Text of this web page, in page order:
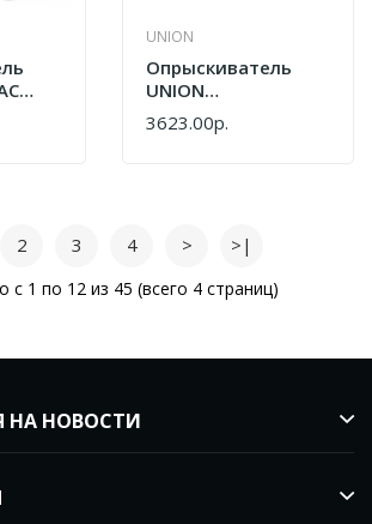
UNION
Опрыскиватель
UNION
Опрыскиватель
UNION ОР-5АТ (5л)
3623.00р.
2 3 4 > >|
с 1 по 12 из 45 (всего 4 страниц)
НА НОВОСТИ